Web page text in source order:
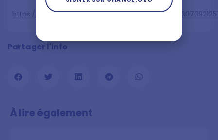
https://twitter.com/AmelieGoursaud/status/
Partager l'info
À lire également